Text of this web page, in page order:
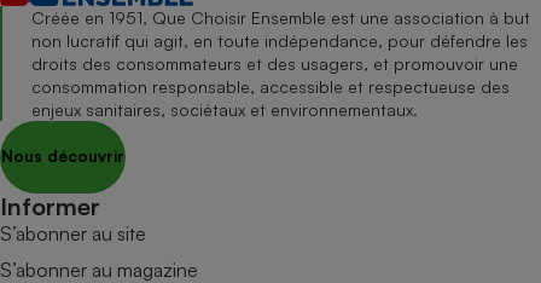
Créée en 1951, Que Choisir Ensemble est une association à but
non lucratif qui agit, en toute indépendance, pour défendre les
droits des consommateurs et des usagers, et promouvoir une
consommation responsable, accessible et respectueuse des
enjeux sanitaires, sociétaux et environnementaux.
Nous découvrir
Informer
S’abonner au site
S’abonner au magazine